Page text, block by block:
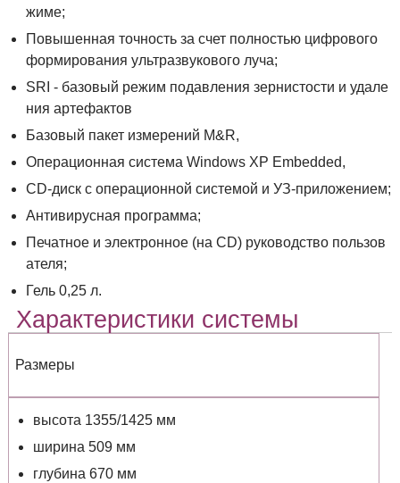
жиме;
Повышенная точность за счет полностью цифрового
формирования ультразвукового луча;
SRI - базовый режим подавления зернистости и удале
ния артефактов
Базовый пакет измерений M&R,
Операционная система Windows XP Embedded,
CD-диск с операционной системой и УЗ-приложением;
Антивирусная программа;
Печатное и электронное (на CD) руководство пользов
ателя;
Гель 0,25 л.
Характеристики системы
Размеры
высота 1355/1425 мм
ширина 509 мм
глубина 670 мм